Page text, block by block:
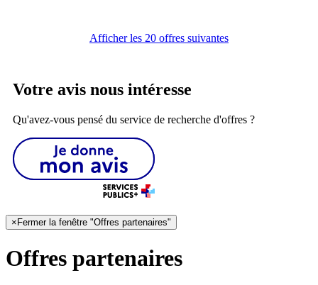
Afficher les 20 offres suivantes
Votre avis nous intéresse
Qu'avez-vous pensé du service de recherche d'offres ?
× Fermer la fenêtre "Offres partenaires"
Offres partenaires